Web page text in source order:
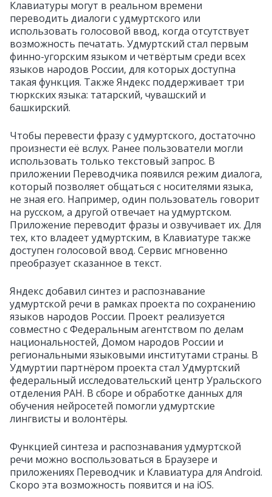
Клавиатуры могут в реальном времени
переводить диалоги с удмуртского или
использовать голосовой ввод, когда отсутствует
возможность печатать. Удмуртский стал первым
финно-угорским языком и четвёртым среди всех
языков народов России, для которых доступна
такая функция. Также Яндекс поддерживает три
тюркских языка: татарский, чувашский и
башкирский.
Чтобы перевести фразу с удмуртского, достаточно
произнести её вслух. Ранее пользователи могли
использовать только текстовый запрос. В
приложении Переводчика появился режим диалога,
который позволяет общаться с носителями языка,
не зная его. Например, один пользователь говорит
на русском, а другой отвечает на удмуртском.
Приложение переводит фразы и озвучивает их. Для
тех, кто владеет удмуртским, в Клавиатуре также
доступен голосовой ввод. Сервис мгновенно
преобразует сказанное в текст.
Яндекс добавил синтез и распознавание
удмуртской речи в рамках проекта по сохранению
языков народов России. Проект реализуется
совместно с Федеральным агентством по делам
национальностей, Домом народов России и
региональными языковыми институтами страны. В
Удмуртии партнёром проекта стал Удмуртский
федеральный исследовательский центр Уральского
отделения РАН. В сборе и обработке данных для
обучения нейросетей помогли удмуртские
лингвисты и волонтёры.
Функцией синтеза и распознавания удмуртской
речи можно воспользоваться в Браузере и
приложениях Переводчик и Клавиатура для Android.
Скоро эта возможность появится и на iOS.